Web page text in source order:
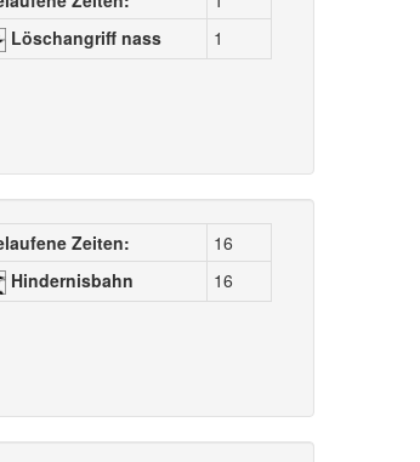
Löschangriff nass
1
Zeiten:
16
Hindernisbahn
16